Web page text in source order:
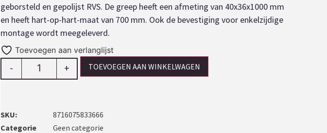
geborsteld en gepolijst RVS. De greep heeft een afmeting van 40x36x1000 mm
en heeft hart-op-hart-maat van 700 mm. Ook de bevestiging voor enkelzijdige
montage wordt meegeleverd.
Toevoegen aan verlanglijst
- + TOEVOEGEN AAN WINKELWAGEN
SKU:
8716075833666
Categorie
Geen categorie